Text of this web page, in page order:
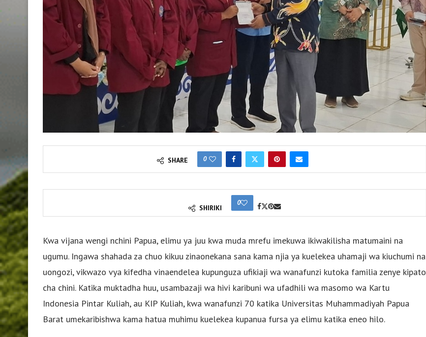
SHARE 0
SHIRIKI
0
Kwa vijana wengi nchini Papua, elimu ya juu kwa muda mrefu imekuwa ikiwakilisha matumaini na
ugumu. Ingawa shahada za chuo kikuu zinaonekana sana kama njia ya kuelekea uhamaji wa kiuchumi na
uongozi, vikwazo vya kifedha vinaendelea kupunguza ufikiaji wa wanafunzi kutoka familia zenye kipato
cha chini. Katika muktadha huu, usambazaji wa hivi karibuni wa ufadhili wa masomo wa Kartu
Indonesia Pintar Kuliah, au KIP Kuliah, kwa wanafunzi 70 katika Universitas Muhammadiyah Papua
Barat umekaribishwa kama hatua muhimu kuelekea kupanua fursa ya elimu katika eneo hilo.